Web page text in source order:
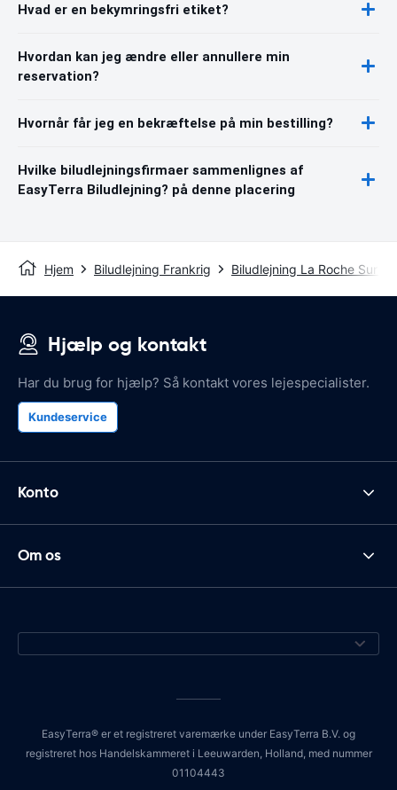
Hvad er en bekymringsfri etiket?
Hvordan kan jeg ændre eller annullere min
reservation?
Hvornår får jeg en bekræftelse på min bestilling?
Hvilke biludlejningsfirmaer sammenlignes af
EasyTerra Biludlejning? på denne placering
Hjem Biludlejning Frankrig Biludlejning La Roche Sur
Hjælp og kontakt
Har du brug for hjælp? Så kontakt vores lejespecialister.
Kundeservice
Konto
Om os
EasyTerra® er et registreret varemærke under EasyTerra B.V. og
registreret hos Handelskammeret i Leeuwarden, Holland, med nummer
01104443